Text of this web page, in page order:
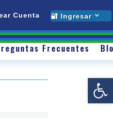
Abrir
Cuenta 🔐 Ingresar
Preguntas
Blog Contacto
Frecuentes